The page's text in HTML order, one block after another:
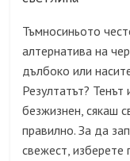
Тъмносиньото
алтернатива на
дълбоко или
Резултатът?
безжизнен, сякаш
правилно. За да
свежест, изберете